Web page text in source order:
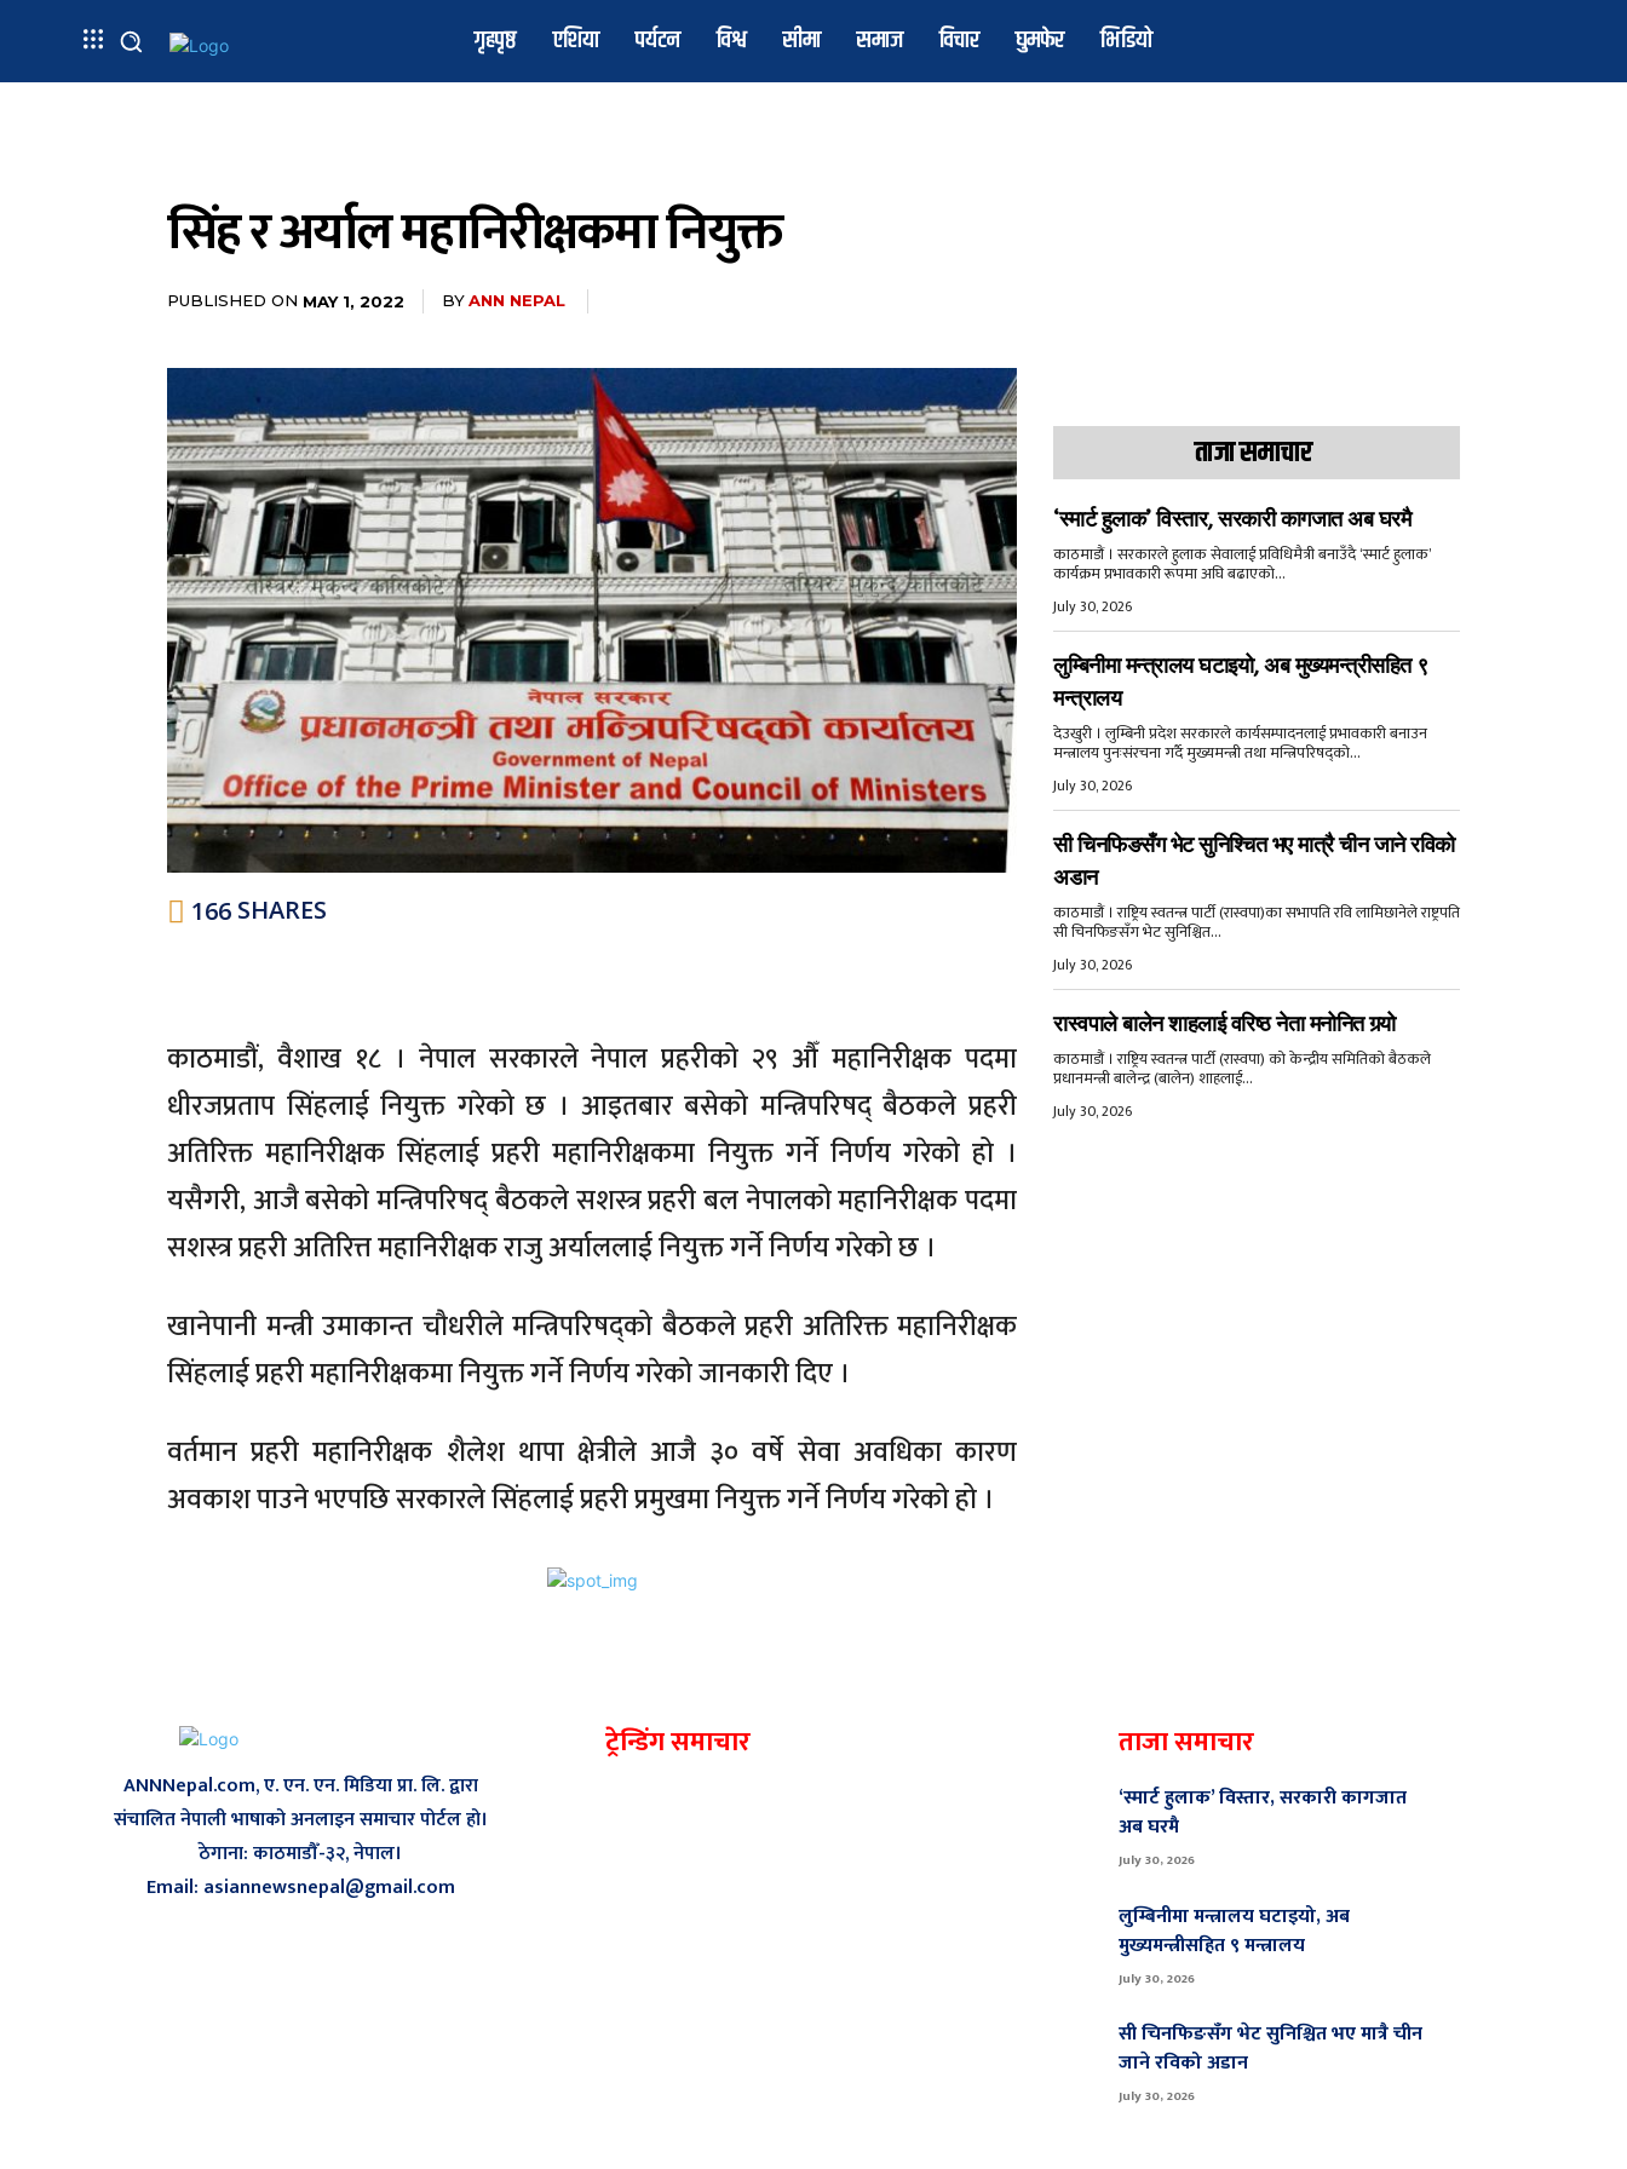
गृहपृष्ठ एशिया पर्यटन विश्व सीमा समाज विचार घुमफेर भिडियो
सिंह र अर्याल महानिरीक्षकमा नियुक्त
PUBLISHED ON MAY 1, 2022 BYANN NEPAL
166 SHARES
काठमाडौं, वैशाख १८ । नेपाल सरकारले नेपाल प्रहरीको २९ औँ महानिरीक्षक पदमा
धीरजप्रताप सिंहलाई नियुक्त गरेको छ । आइतबार बसेको मन्त्रिपरिषद् बैठकले प्रहरी
अतिरिक्त महानिरीक्षक सिंहलाई प्रहरी महानिरीक्षकमा नियुक्त गर्ने निर्णय गरेको हो ।
यसैगरी, आजै बसेको मन्त्रिपरिषद् बैठकले सशस्त्र प्रहरी बल नेपालको महानिरीक्षक पदमा
सशस्त्र प्रहरी अतिरित्त महानिरीक्षक राजु अर्याललाई नियुक्त गर्ने निर्णय गरेको छ ।
खानेपानी मन्त्री उमाकान्त चौधरीले मन्त्रिपरिषद्को बैठकले प्रहरी अतिरिक्त महानिरीक्षक
सिंहलाई प्रहरी महानिरीक्षकमा नियुक्त गर्ने निर्णय गरेको जानकारी दिए ।
वर्तमान प्रहरी महानिरीक्षक शैलेश थापा क्षेत्रीले आजै ३० वर्षे सेवा अवधिका कारण
अवकाश पाउने भएपछि सरकारले सिंहलाई प्रहरी प्रमुखमा नियुक्त गर्ने निर्णय गरेको हो ।
ताजा समाचार
‘स्मार्ट हुलाक’ विस्तार, सरकारी कागजात अब घरमै
काठमाडौं । सरकारले हुलाक सेवालाई प्रविधिमैत्री बनाउँदै ‘स्मार्ट हुलाक’
कार्यक्रम प्रभावकारी रूपमा अघि बढाएको...
July 30, 2026
लुम्बिनीमा मन्त्रालय घटाइयो, अब मुख्यमन्त्रीसहित ९
मन्त्रालय
देउखुरी । लुम्बिनी प्रदेश सरकारले कार्यसम्पादनलाई प्रभावकारी बनाउन
मन्त्रालय पुनःसंरचना गर्दै मुख्यमन्त्री तथा मन्त्रिपरिषद्को...
July 30, 2026
सी चिनफिङसँग भेट सुनिश्चित भए मात्रै चीन जाने रविको
अडान
काठमाडौं । राष्ट्रिय स्वतन्त्र पार्टी (रास्वपा)का सभापति रवि लामिछानेले राष्ट्रपति
सी चिनफिङसँग भेट सुनिश्चित...
July 30, 2026
रास्वपाले बालेन शाहलाई वरिष्ठ नेता मनोनित गर्‍यो
काठमाडौं । राष्ट्रिय स्वतन्त्र पार्टी (रास्वपा) को केन्द्रीय समितिको बैठकले
प्रधानमन्त्री बालेन्द्र (बालेन) शाहलाई...
July 30, 2026
ANNNepal.com, ए. एन. एन. मिडिया प्रा. लि. द्वारा
संचालित नेपाली भाषाको अनलाइन समाचार पोर्टल हो।
ठेगाना: काठमाडौँ-३२, नेपाल।
Email: asiannewsnepal@gmail.com
ट्रेन्डिंग समाचार ताजा समाचार
‘स्मार्ट हुलाक’ विस्तार, सरकारी कागजात
अब घरमै
July 30, 2026
लुम्बिनीमा मन्त्रालय घटाइयो, अब
मुख्यमन्त्रीसहित ९ मन्त्रालय
July 30, 2026
सी चिनफिङसँग भेट सुनिश्चित भए मात्रै चीन
जाने रविको अडान
July 30, 2026